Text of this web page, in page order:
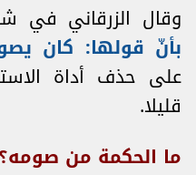
وقال الزرقاني في
بأنّ قولها: كان
على حذف أداة
قليلا.
ما الحكمة من صومه؟